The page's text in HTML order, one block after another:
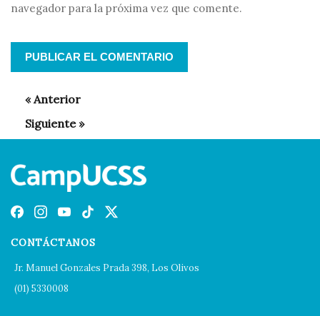
navegador para la próxima vez que comente.
CONTÁCTANOS
Jr. Manuel Gonzales Prada 398, Los Olivos
(01) 5330008